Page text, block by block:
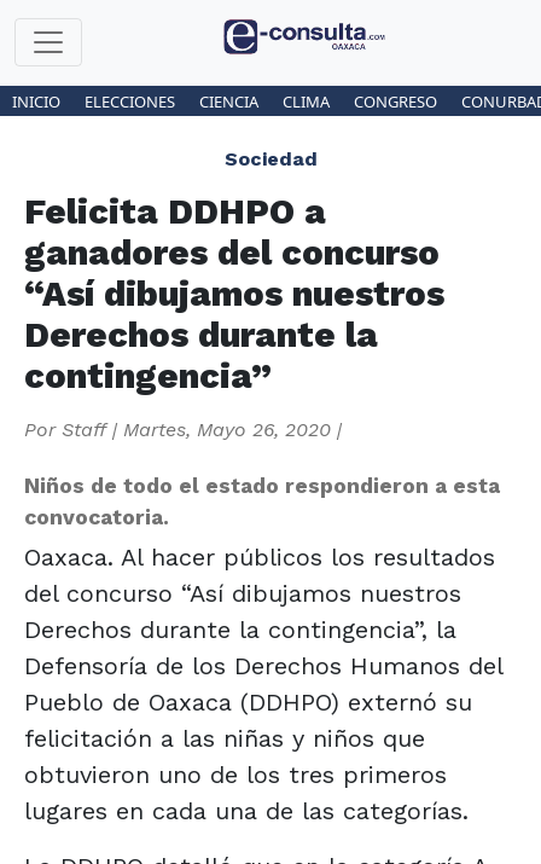
INICIO ELECCIONES CIENCIA CLIMA CONGRESO
Sociedad
Felicita DDHPO a
ganadores del concurso
“Así dibujamos nuestros
Derechos durante la
contingencia”
Por Staff| Martes, Mayo 26, 2020 |
Niños de todo el estado respondieron a esta
convocatoria.
Oaxaca. Al hacer públicos los resultados
del concurso “Así dibujamos nuestros
Derechos durante la contingencia”, la
Defensoría de los Derechos Humanos del
Pueblo de Oaxaca (DDHPO) externó su
felicitación a las niñas y niños que
obtuvieron uno de los tres primeros
lugares en cada una de las categorías.